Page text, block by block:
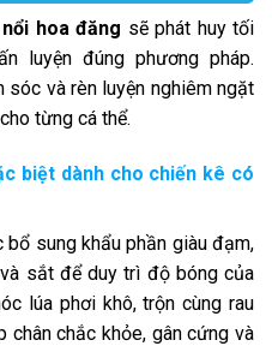
hoa đăng sẽ phát huy tối
luyện đúng phương pháp.
sóc và rèn luyện nghiêm ngặt
từng cá thể.
biệt dành cho chiến kê có
sung khẩu phần giàu đạm,
sắt để duy trì độ bóng của
lúa phơi khô, trộn cùng rau
chân chắc khỏe, gân cứng và